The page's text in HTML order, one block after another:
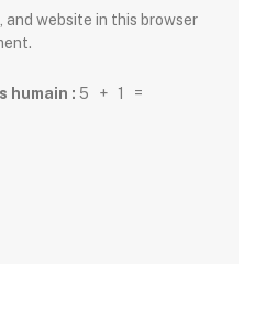
and website in this browser
humain : 5 + 1 =